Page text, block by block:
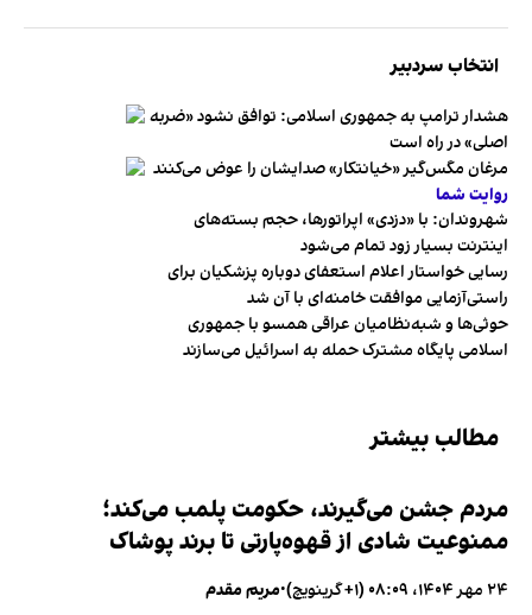
انتخاب سردبیر
هشدار ترامپ به جمهوری اسلامی: توافق نشود «ضربه
اصلی» در راه است
مرغان مگس‌گیر «خیانتکار» صدایشان را عوض می‌کنند
روایت شما
شهروندان:‌ با «دزدی» اپراتورها، حجم بسته‌های
اینترنت بسیار زود تمام می‌شود
رسایی خواستار اعلام استعفای دوباره پزشکیان برای
راستی‌آزمایی موافقت خامنه‌ای با آن شد
حوثی‌ها و شبه‌نظامیان عراقی همسو با جمهوری
اسلامی پایگاه مشترک حمله به اسرائیل می‌سازند
مطالب بیشتر
مردم جشن می‌گیرند، حکومت پلمب می‌کند؛
ممنوعیت شادی از قهوه‌پارتی تا برند پوشاک
۲۴ مهر ۱۴۰۴، ۰۸:۰۹ (‎+۱ گرینویچ) •مریم مقدم